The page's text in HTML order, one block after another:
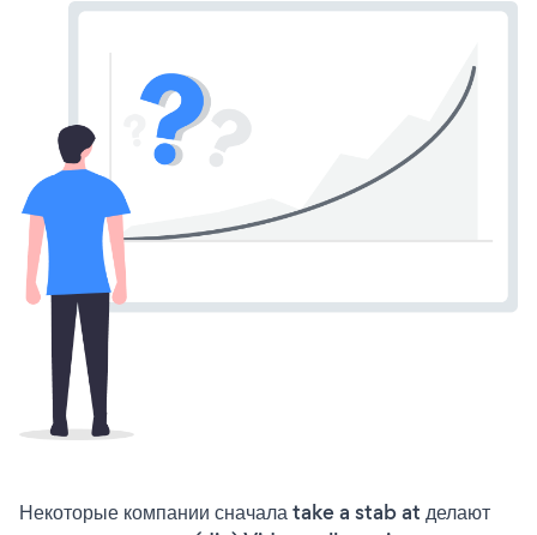
Некоторые компании сначала take a stab at делают